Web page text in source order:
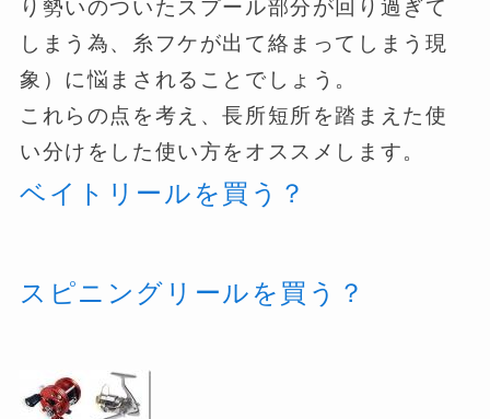
り勢いのついたスプール部分が回り過ぎて
しまう為、糸フケが出て絡まってしまう現
象）に悩まされることでしょう。
これらの点を考え、長所短所を踏まえた使
い分けをした使い方をオススメします。
ベイトリールを買う？
スピニングリールを買う？